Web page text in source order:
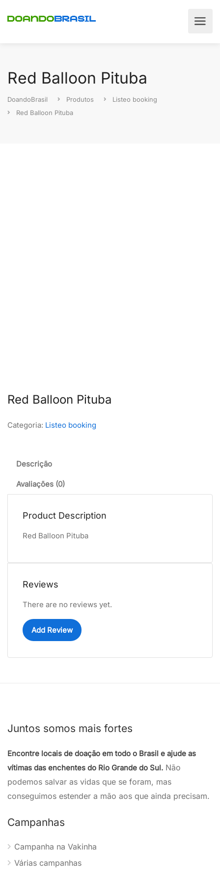
Red Balloon Pituba
DoandoBrasil Produtos
Listeo booking
Red Balloon Pituba
Red Balloon Pituba
Categoria: Listeo booking
Descrição
Avaliações (0)
Product Description
Red Balloon Pituba
Reviews
There are no reviews yet.
Add Review
Juntos somos mais fortes
Encontre locais de doação em todo o Brasil e ajude as
vítimas das enchentes do Rio Grande do Sul. Não
podemos salvar as vidas que se foram, mas
conseguimos estender a mão aos que ainda precisam.
Campanhas
Campanha na Vakinha
Várias campanhas